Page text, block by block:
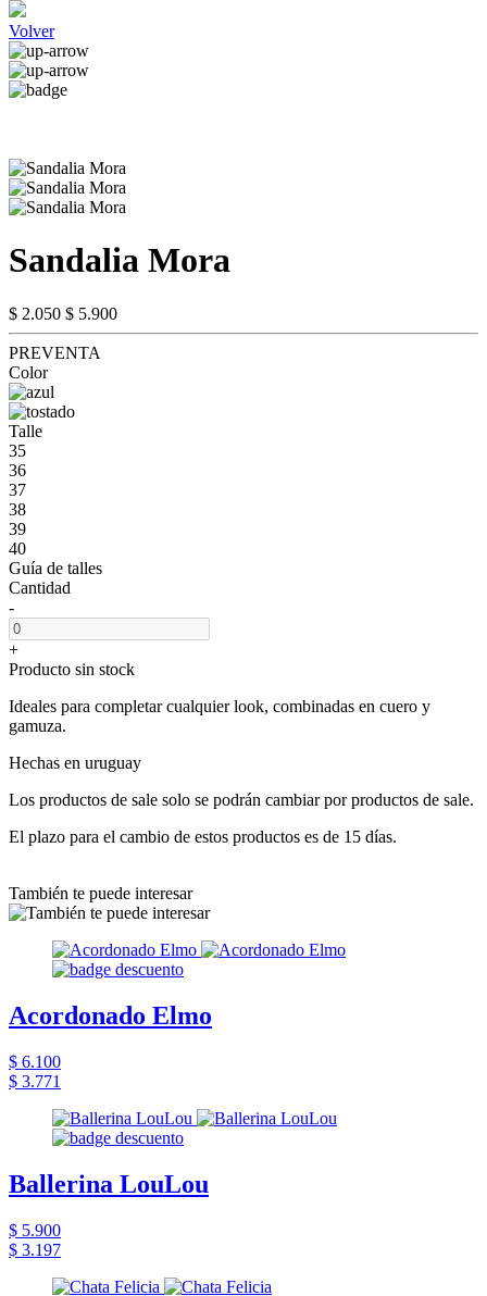
Volver
Sandalia Mora
$ 2.050 $ 5.900
PREVENTA
Color
Talle
35
36
37
38
39
40
Guía de talles
Cantidad
-
+
Producto sin stock
Ideales para completar cualquier look, combinadas en cuero y
gamuza.
Hechas en uruguay
Los productos de sale solo se podrán cambiar por productos de sale.
El plazo para el cambio de estos productos es de 15 días.
También te puede interesar
Acordonado Elmo
$ 6.100
$ 3.771
Ballerina LouLou
$ 5.900
$ 3.197